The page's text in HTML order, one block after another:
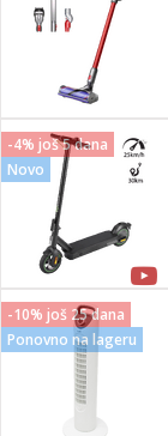
Vitrine
-4% još 5 dana
Novo
-10% još 25 dana
Ponovno na lageru